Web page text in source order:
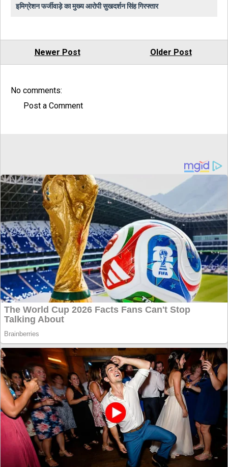
इमिग्रेशन फर्जीवाड़े का मुख्य आरोपी सुखदर्शन सिंह गिरफ्तार
Newer Post Older Post
No comments:
Post a Comment